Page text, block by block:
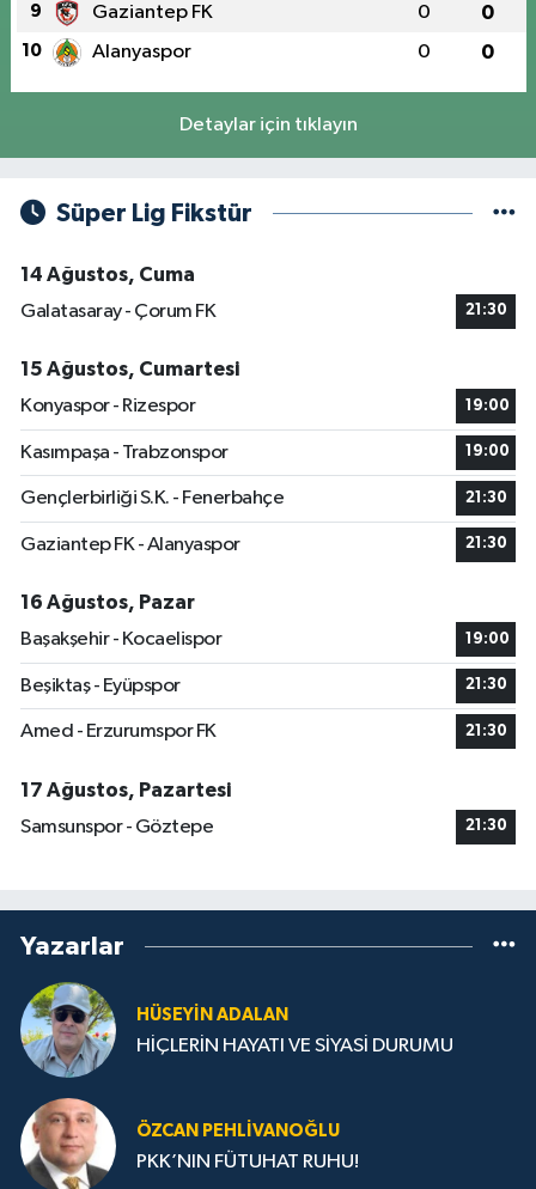
9 Gaziantep FK 0 0
10 Alanyaspor 0 0
Detaylar için tıklayın
Süper Lig Fikstür
14 Ağustos, Cuma
Galatasaray - Çorum FK
21:30
15 Ağustos, Cumartesi
Konyaspor - Rizespor
19:00
Kasımpaşa - Trabzonspor 19:00
Gençlerbirliği S.K. - Fenerbahçe 21:30
Gaziantep FK - Alanyaspor 21:30
16 Ağustos, Pazar
Başakşehir - Kocaelispor
19:00
Beşiktaş - Eyüpspor 21:30
Amed - Erzurumspor FK 21:30
17 Ağustos, Pazartesi
Samsunspor - Göztepe
21:30
Yazarlar
HÜSEYIN ADALAN
HİÇLERİN HAYATI VE SİYASİ DURUMU
ÖZCAN PEHLIVANOĞLU
PKK’NIN FÜTUHAT RUHU!